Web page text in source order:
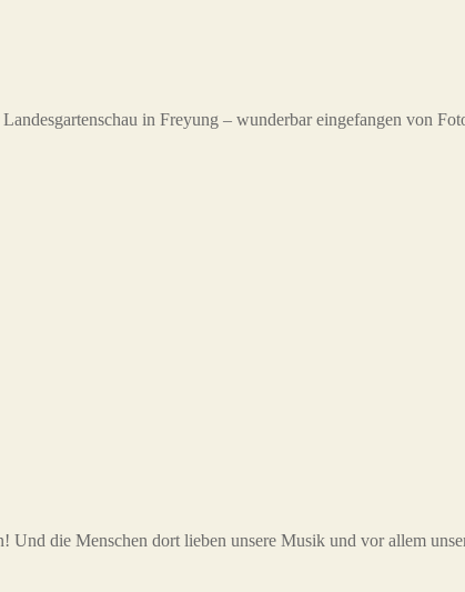
in Freyung – wunderbar eingefangen von
Und die Menschen dort lieben unsere Musik und vor allem